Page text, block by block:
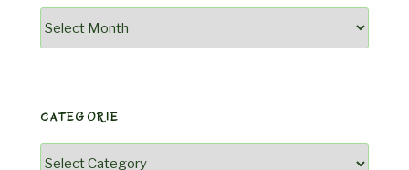
Archivio
CATEGORIE
Categorie